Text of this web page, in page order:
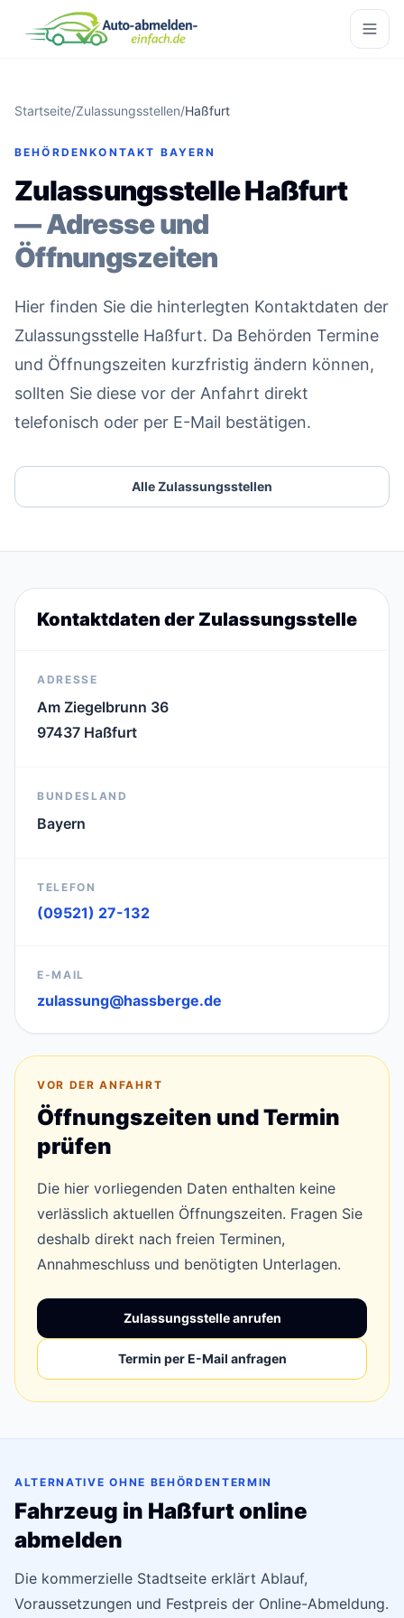
Startseite/Zulassungsstellen/Haßfurt
BEHÖRDENKONTAKT BAYERN
Zulassungsstelle Haßfurt
— Adresse und
Öffnungszeiten
Hier finden Sie die hinterlegten Kontaktdaten der
Zulassungsstelle Haßfurt. Da Behörden Termine
und Öffnungszeiten kurzfristig ändern können,
sollten Sie diese vor der Anfahrt direkt
telefonisch oder per E-Mail bestätigen.
Alle Zulassungsstellen
Kontaktdaten der Zulassungsstelle
ADRESSE
Am Ziegelbrunn 36
97437 Haßfurt
BUNDESLAND
Bayern
TELEFON
(09521) 27-132
E-MAIL
zulassung@hassberge.de
VOR DER ANFAHRT
Öffnungszeiten und Termin
prüfen
Die hier vorliegenden Daten enthalten keine
verlässlich aktuellen Öffnungszeiten. Fragen Sie
deshalb direkt nach freien Terminen,
Annahmeschluss und benötigten Unterlagen.
Zulassungsstelle anrufen
Termin per E-Mail anfragen
ALTERNATIVE OHNE BEHÖRDENTERMIN
Fahrzeug in Haßfurt online
abmelden
Die kommerzielle Stadtseite erklärt Ablauf,
Voraussetzungen und Festpreis der Online-Abmeldung.